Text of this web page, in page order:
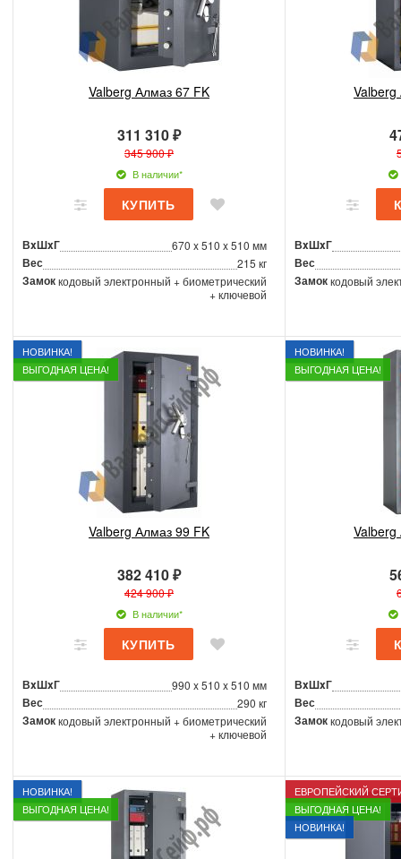
Valberg Алмаз 67 FK
311 310 ₽
345 900 ₽
В наличии*
ВxШxГ 670 x 510 x 510 мм
Вес 215 кг
Замоккодовый электронный + биометрический
+ ключевой
ВxШxГ
Вес
Замоккодовый
НОВИНКА!
ВЫГОДНАЯ ЦЕНА!
Valberg Алмаз 99 FK
382 410 ₽
424 900 ₽
В наличии*
ВxШxГ 990 x 510 x 510 мм
Вес 290 кг
Замоккодовый электронный + биометрический
+ ключевой
НОВИНКА!
ВЫГОДНАЯ ЦЕНА!
ВxШxГ
Вес
Замоккодовый
НОВИНКА!
ВЫГОДНАЯ ЦЕНА!
ЕВРОПЕЙСКИЙ
ВЫГОДНАЯ ЦЕНА!
НОВИНКА!